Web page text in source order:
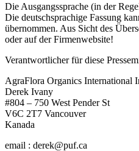
Die Ausgangssprache (in der
Die deutschsprachige Fassung
übernommen. Aus Sicht des
oder auf der Firmenwebsite!
Verantwortlicher für diese
AgraFlora Organics International
Derek Ivany
#804 – 750 West Pender St
V6C 2T7 Vancouver
Kanada
email : derek@puf.ca